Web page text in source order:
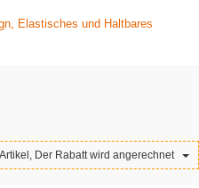
Elastisches und Haltbares
Der Rabatt wird angerechnet